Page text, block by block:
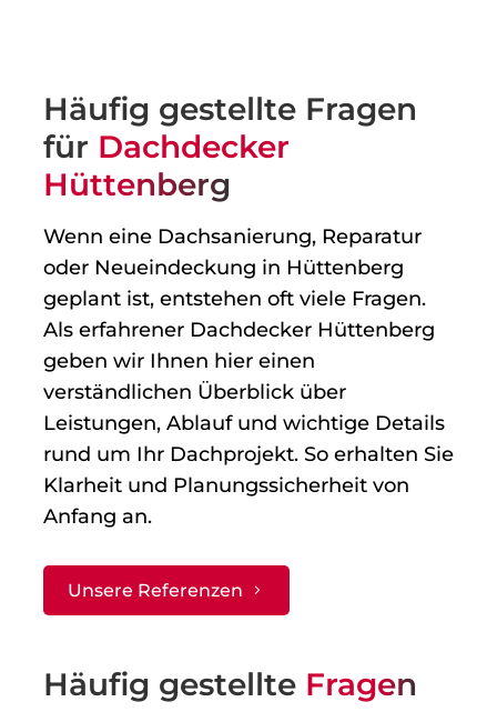
Häufig gestellte Fragen
für Dachdecker
Hüttenberg
Wenn eine Dachsanierung, Reparatur
oder Neueindeckung in Hüttenberg
geplant ist, entstehen oft viele Fragen.
Als erfahrener Dachdecker Hüttenberg
geben wir Ihnen hier einen
verständlichen Überblick über
Leistungen, Ablauf und wichtige Details
rund um Ihr Dachprojekt. So erhalten Sie
Klarheit und Planungssicherheit von
Anfang an.
Unsere Referenzen
Häufig gestellteFragen